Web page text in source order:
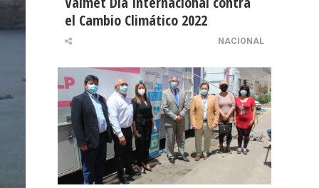
el Cambio Climático 2022
NACIONAL